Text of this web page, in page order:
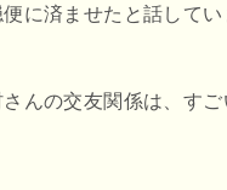
に済ませたと話してい
んの交友関係は、すご